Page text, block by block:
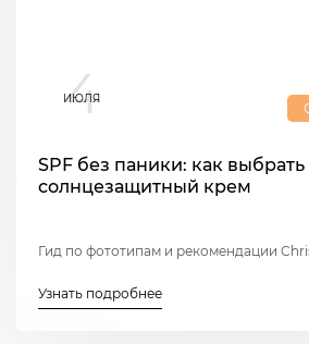
4
ИЮЛЯ
SPF без паники: как
солнцезащитный крем
Гид по фототипам и рекомендации
Узнать подробнее